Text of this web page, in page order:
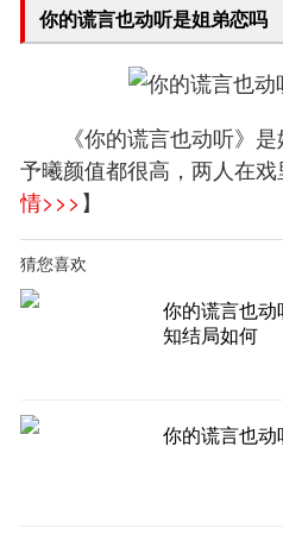
你的谎言也动听是姐弟恋吗
《你的谎言也动听》是
予曦颜值都很高，两人在
情>>>】
猜您喜欢
你的谎言也动
知结局如何
你的谎言也动